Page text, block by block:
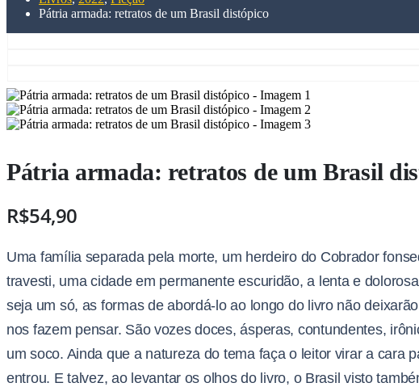
Pátria armada: retratos de um Brasil distópico
Pátria armada: retratos de um Brasil
R$54,90
Uma família separada pela morte, um herdeiro do Cobrador
travesti, uma cidade em permanente escuridão, a lenta e
seja um só, as formas de abordá-lo ao longo do livro não
nos fazem pensar. São vozes doces, ásperas, contundentes,
um soco. Ainda que a natureza do tema faça o leitor virar a
entrou. E talvez, ao levantar os olhos do livro, o Brasil visto